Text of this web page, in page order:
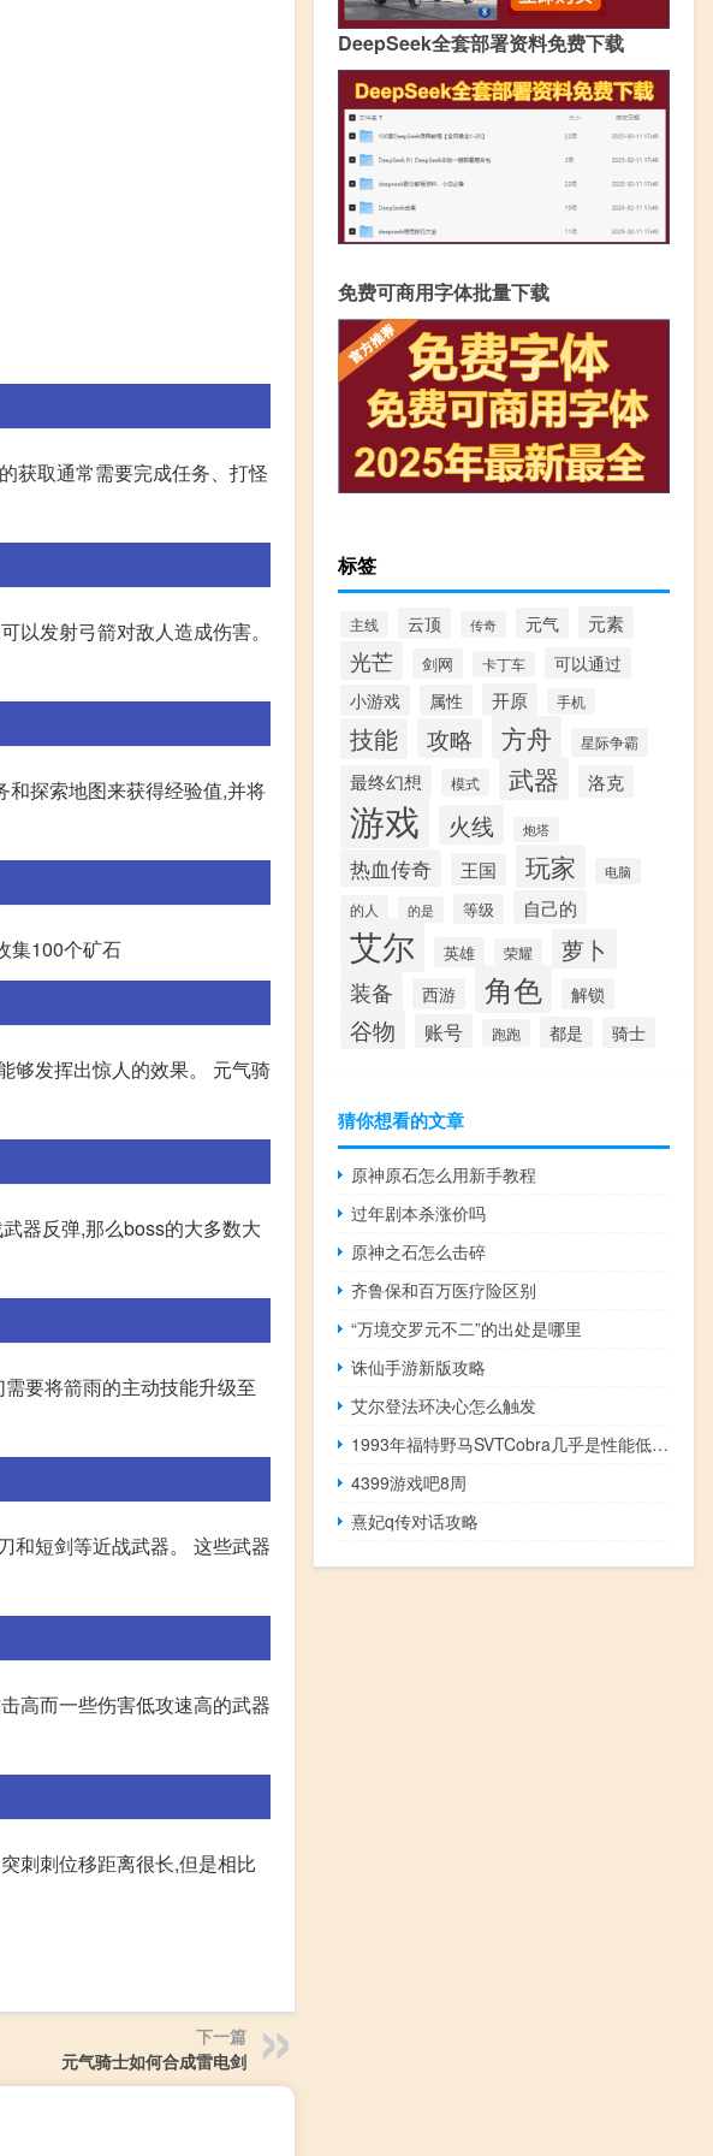
获取通常需要完成任务、打怪
发射弓箭对敌人造成伤害。
和探索地图来获得经验值,并将
集100个矿石
够发挥出惊人的效果。 元气骑
器反弹,那么boss的大多数大
要将箭雨的主动技能升级至
和短剑等近战武器。 这些武器
高而一些伤害低攻速高的武器
刺刺位移距离很长,但是相比
下一篇
元气骑士如何合成雷电剑
DeepSeek全套部署资料免费下载
免费可商用字体批量下载
标签
主线 云顶 传奇 元气 元素
光芒 剑网 卡丁车
可以通过
小游戏
属性 开原 手机
技能 攻略 方舟 星际争霸
最终幻想 模式 武器 洛克
游戏 火线 炮塔
热血传奇 王国 玩家 电脑
的人 的是 等级 自己的
艾尔 英雄 荣耀 萝卜
装备 西游 角色 解锁
谷物 账号 跑跑 都是 骑士
猜你想看的文章
原神原石怎么用新手教程
过年剧本杀涨价吗
原神之石怎么击碎
齐鲁保和百万医疗险区别
“万境交罗元不二”的出处是哪里
诛仙手游新版攻略
艾尔登法环决心怎么触发
1993年福特野马SVTCobra几乎是性能低下的经典
4399游戏吧8周
熹妃q传对话攻略